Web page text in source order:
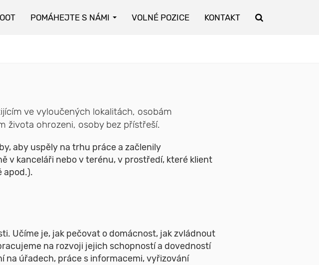
POMÁHEJTE S NÁMI VOLNÉ POZICE KONTAKT
ve vyloučených lokalitách, osobám
života ohrozeni, osoby bez přístřeší.
aby uspěly na trhu práce a začlenily
v kanceláři nebo v terénu, v prostředí, které klient
apod.).
Učíme je, jak pečovat o domácnost, jak zvládnout
na rozvoji jejich schopností a dovedností
úřadech, práce s informacemi, vyřizování